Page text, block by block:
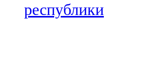
республики